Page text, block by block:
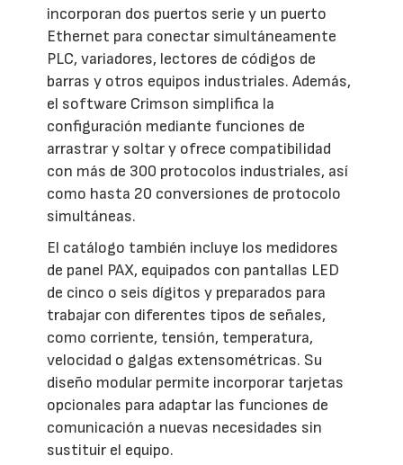
incorporan dos puertos serie y un puerto
Ethernet para conectar simultáneamente
PLC, variadores, lectores de códigos de
barras y otros equipos industriales. Además,
el software Crimson simplifica la
configuración mediante funciones de
arrastrar y soltar y ofrece compatibilidad
con más de 300 protocolos industriales, así
como hasta 20 conversiones de protocolo
simultáneas.
El catálogo también incluye los medidores
de panel PAX, equipados con pantallas LED
de cinco o seis dígitos y preparados para
trabajar con diferentes tipos de señales,
como corriente, tensión, temperatura,
velocidad o galgas extensométricas. Su
diseño modular permite incorporar tarjetas
opcionales para adaptar las funciones de
comunicación a nuevas necesidades sin
sustituir el equipo.